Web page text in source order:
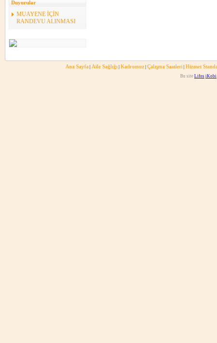
Duyurular
MUAYENE İÇİN
RANDEVU ALINMASI
Ana Sayfa| Aile Sağlığı| Kadromuz| Çalışma Saatleri| Hizmet
Bu site Lifos iKobi